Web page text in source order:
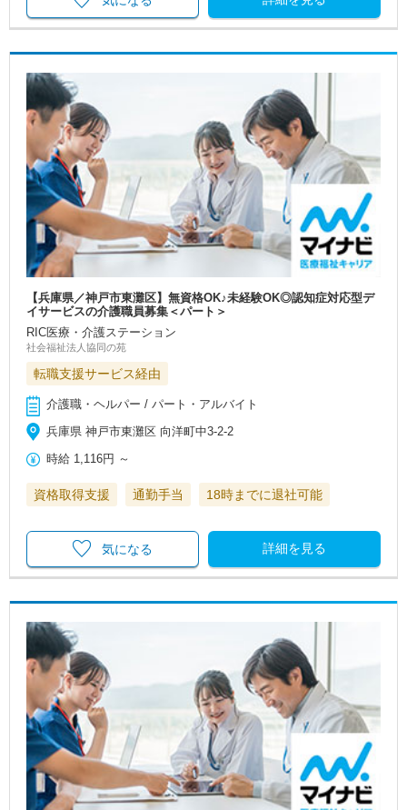
【兵庫県／神戸市東灘区】無資格OK♪未経験OK◎認知症対応型デ
イサービスの介護職員募集＜パート＞
RIC医療・介護ステーション
社会福祉法人協同の苑
転職支援サービス経由
介護職・ヘルパー / パート・アルバイト
兵庫県 神戸市東灘区 向洋町中3-2-2
時給 1,116円 ～
資格取得支援 通勤手当 18時までに退社可能
詳細を見る
気になる